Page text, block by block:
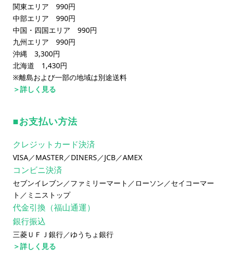
関東エリア 990円
中部エリア 990円
中国・四国エリア 990円
九州エリア 990円
沖縄 3,300円
北海道 1,430円
※離島および一部の地域は別途送料
＞詳しく見る
お支払い方法
クレジットカード決済
VISA／MASTER／DINERS／JCB／AMEX
コンビニ決済
セブンイレブン／ファミリーマート／ローソン／セイコーマー
ト／ミニストップ
代金引換（福山通運）
銀行振込
三菱ＵＦＪ銀行／ゆうちょ銀行
＞詳しく見る